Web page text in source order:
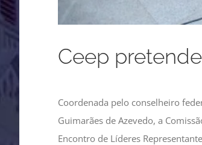
Ceep
Coordenada pelo conselheiro
Guimarães de Azevedo, a
Encontro de Líderes